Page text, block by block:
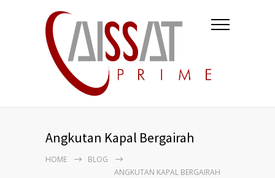
Angkutan Kapal Bergairah
HOME
BLOG
ANGKUTAN KAPAL BERGAIRAH